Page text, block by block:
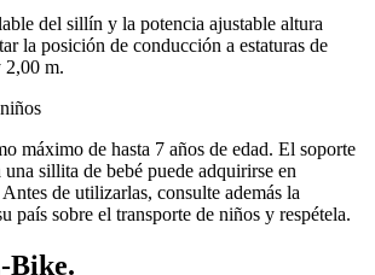
del sillín y la potencia ajustable altura
la posición de conducción a estaturas de
2,00 m.
máximo de hasta 7 años de edad. El soporte
una sillita de bebé puede adquirirse en
Antes de utilizarlas, consulte además la
país sobre el transporte de niños y respétela.
Bike.